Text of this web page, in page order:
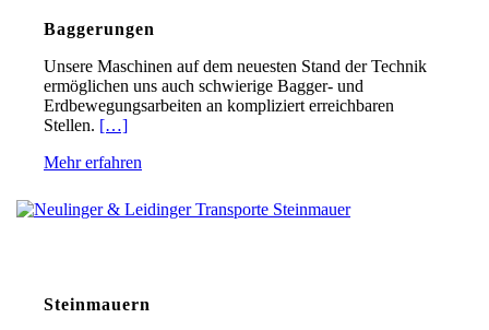
Baggerungen
Unsere Maschinen auf dem neuesten Stand der Technik
ermöglichen uns auch schwierige Bagger- und
Erdbewegungsarbeiten an kompliziert erreichbaren
Stellen. […]
Mehr erfahren
Steinmauern